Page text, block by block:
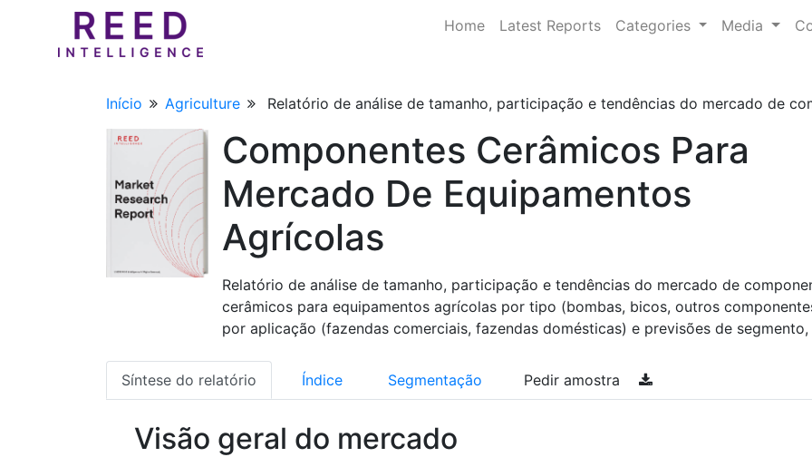
Home Latest Reports Categories Media
Início Agriculture Relatório de análise de tamanho, participação e tendências do mercado de
Componentes Cerâmicos Para
Mercado De Equipamentos
Agrícolas
Relatório de análise de tamanho, participação e tendências do mercado de
cerâmicos para equipamentos agrícolas por tipo (bombas, bicos, outros
por aplicação (fazendas comerciais, fazendas domésticas) e previsões de segmento,
Síntese do relatório Índice Segmentação Pedir amostra
Visão geral do mercado